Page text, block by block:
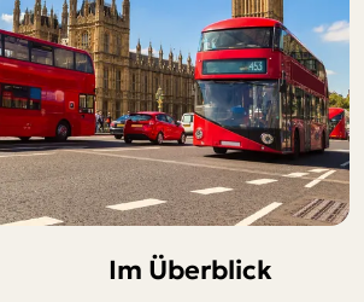
Im Überblick
WhatsApp
Telegram
per E-Mail senden